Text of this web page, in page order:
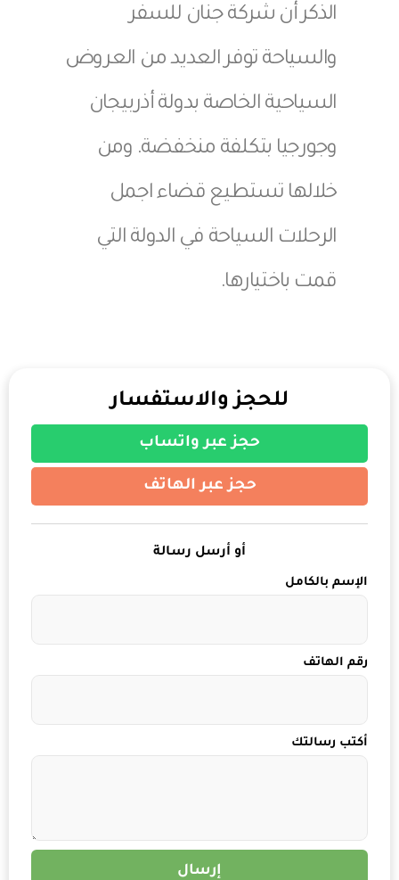
الذكر أن شركة جنان للسفر
والسياحة توفر العديد من العروض
السياحية الخاصة بدولة أذربيجان
وجورجيا بتكلفة منخفضة. ومن
خلالها تستطيع قضاء اجمل
الرحلات السياحة في الدولة التي
قمت باختيارها.
للحجز والاستفسار
حجز عبر واتساب
حجز عبر الهاتف
أو أرسل رسالة
الإسم بالكامل
رقم الهاتف
أكتب رسالتك
إرسال